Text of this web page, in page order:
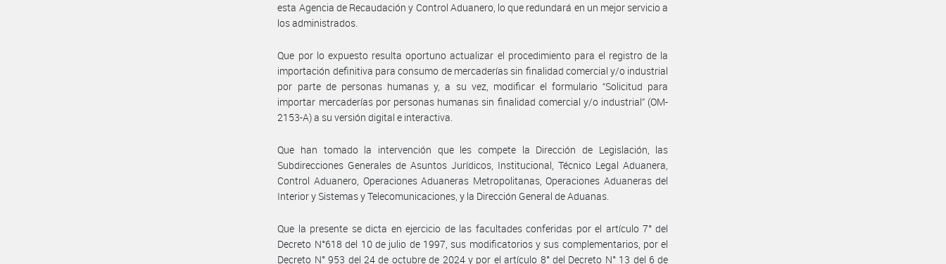
esta Agencia de Recaudación y Control Aduanero, lo que redundará en un mejor servicio a
los administrados.
Que por lo expuesto resulta oportuno actualizar el procedimiento para el registro de la
importación definitiva para consumo de mercaderías sin finalidad comercial y/o industrial
por parte de personas humanas y, a su vez, modificar el formulario “Solicitud para
importar mercaderías por personas humanas sin finalidad comercial y/o industrial” (OM-
2153-A) a su versión digital e interactiva.
Que han tomado la intervención que les compete la Dirección de Legislación, las
Subdirecciones Generales de Asuntos Jurídicos, Institucional, Técnico Legal Aduanera,
Control Aduanero, Operaciones Aduaneras Metropolitanas, Operaciones Aduaneras del
Interior y Sistemas y Telecomunicaciones, y la Dirección General de Aduanas.
Que la presente se dicta en ejercicio de las facultades conferidas por el artículo 7° del
Decreto N°618 del 10 de julio de 1997, sus modificatorios y sus complementarios, por el
Decreto N° 953 del 24 de octubre de 2024 y por el artículo 8° del Decreto N° 13 del 6 de